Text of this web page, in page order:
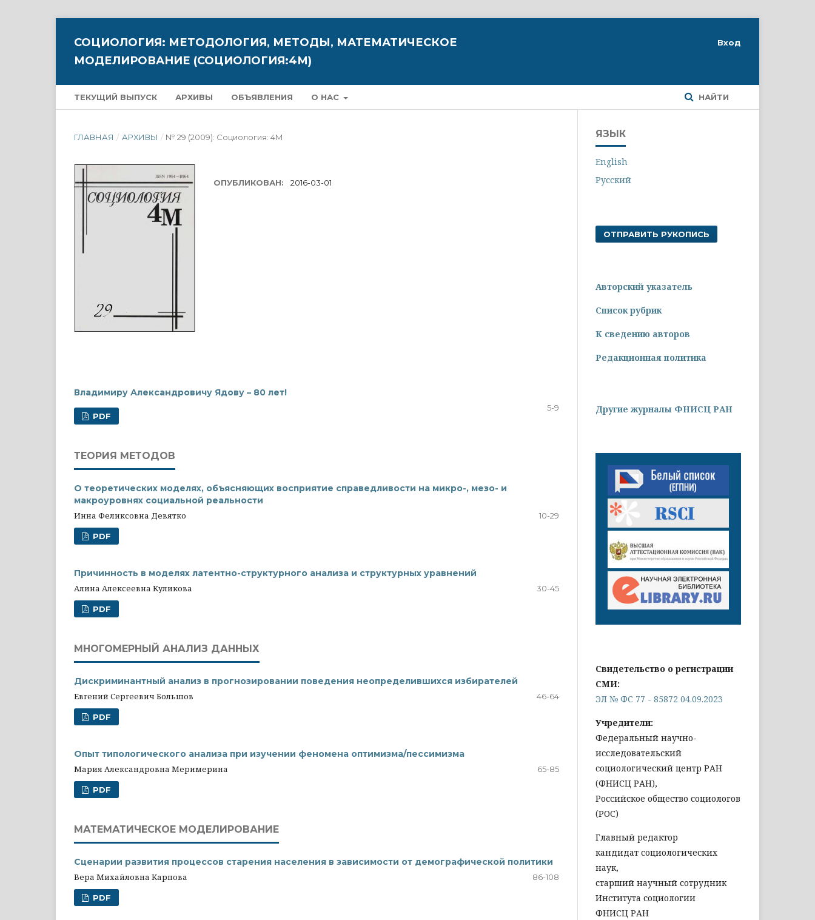
СОЦИОЛОГИЯ: МЕТОДОЛОГИЯ, МЕТОДЫ, МАТЕМАТИЧЕСКОЕ
МОДЕЛИРОВАНИЕ (СОЦИОЛОГИЯ:4М)
ТЕКУЩИЙ ВЫПУСК АРХИВЫ ОБЪЯВЛЕНИЯ О НАС НАЙТИ
Вход
ГЛАВНАЯ / АРХИВЫ / № 29 (2009): Социология: 4М
ОПУБЛИКОВАН: 2016-03-01
Владимиру Александровичу Ядову – 80 лет!
5-9
PDF
ТЕОРИЯ МЕТОДОВ
О теоретических моделях, объясняющих восприятие справедливости на микро-, мезо- и
макроуровнях социальной реальности
Инна Феликсовна Девятко
10-29
PDF
Причинность в моделях латентно-структурного анализа и структурных уравнений
Алина Алексеевна Куликова
30-45
PDF
МНОГОМЕРНЫЙ АНАЛИЗ ДАННЫХ
Дискриминантный анализ в прогнозировании поведения неопределившихся избирателей
Евгений Сергеевич Большов
46-64
PDF
Опыт типологического анализа при изучении феномена оптимизма/пессимизма
Мария Александровна Меримерина
65-85
PDF
МАТЕМАТИЧЕСКОЕ МОДЕЛИРОВАНИЕ
Сценарии развития процессов старения населения в зависимости от демографической политики
Вера Михайловна Карпова
86-108
PDF
ЯЗЫК
English
Русский
ОТПРАВИТЬ РУКОПИСЬ
Авторский указатель
Список рубрик
К сведению авторов
Редакционная политика
Другие журналы ФНИСЦ РАН
Свидетельство о регистрации
СМИ:
ЭЛ № ФС 77 - 85872 04.09.2023
Учредители:
Федеральный научно-
исследовательский
социологический центр РАН
(ФНИСЦ РАН),
Российское общество социологов
(РОС)
Главный редактор
кандидат социологических
наук,
старший научный сотрудник
Института социологии
ФНИСЦ РАН